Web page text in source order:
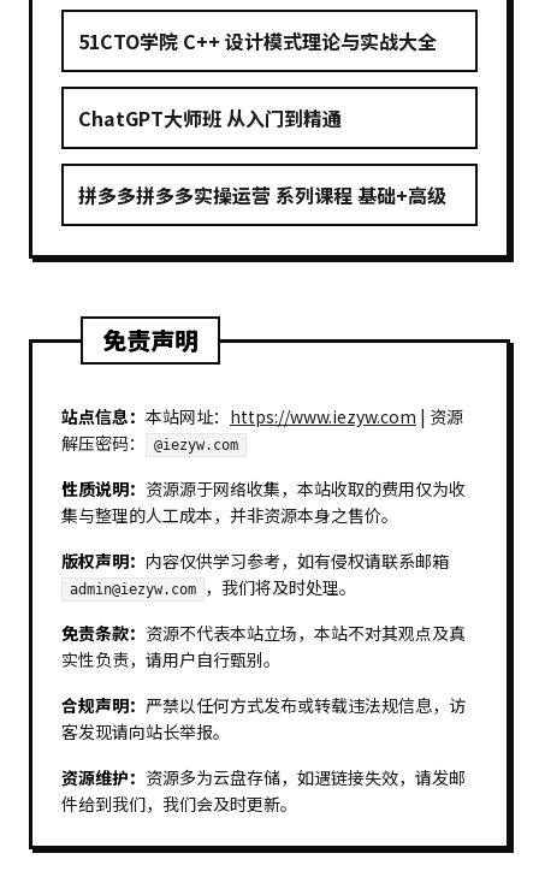
51CTO学院 C++ 设计模式理论与实战大全
ChatGPT大师班 从入门到精通
拼多多拼多多实操运营 系列课程 基础+高级
免责声明
站点信息： 本站网址： https://www.iezyw.com | 资源
解压密码：
@iezyw.com
性质说明： 资源源于网络收集，本站收取的费用仅为收
集与整理的人工成本，并非资源本身之售价。
版权声明： 内容仅供学习参考，如有侵权请联系邮箱
admin@iezyw.com
，我们将及时处理。
免责条款： 资源不代表本站立场，本站不对其观点及真
实性负责，请用户自行甄别。
合规声明： 严禁以任何方式发布或转载违法规信息，访
客发现请向站长举报。
资源维护： 资源多为云盘存储，如遇链接失效，请发邮
件给到我们，我们会及时更新。